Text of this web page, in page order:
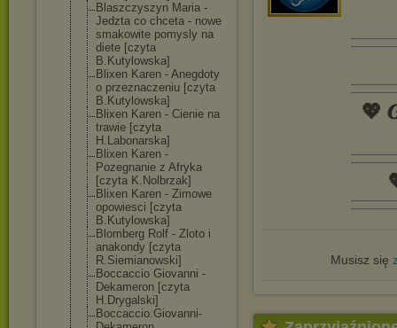
Blaszczyszyn Maria -
Jedzta co chceta - nowe
smakowite pomysly na
diete [czyta
B.Kutylowska]
Blixen Karen - Anegdoty
o przeznaczeniu [czyta
B.Kutylowska]
Blixen Karen - Cienie na
trawie [czyta
H.Labonarska]
Blixen Karen -
Pozegnanie z Afryka
[czyta K.Nolbrzak]
Blixen Karen - Zimowe
opowiesci [czyta
B.Kutylowska]
Blomberg Rolf - Zloto i
anakondy [czyta
R.Siemianowski]
Boccaccio Giovanni -
Dekameron [czyta
H.Drygalski]
Boccaccio.Giovanni-
💖
Musisz się